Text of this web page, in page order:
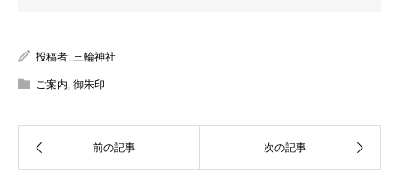
投稿者: 三輪神社
ご案内, 御朱印